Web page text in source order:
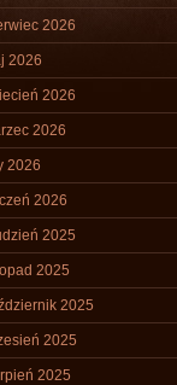
2026
2026
2026
2026
2026
2026
2025
2025
2025
2025
2025